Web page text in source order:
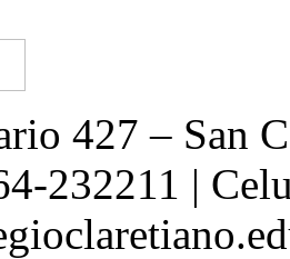
427 –
232211 |